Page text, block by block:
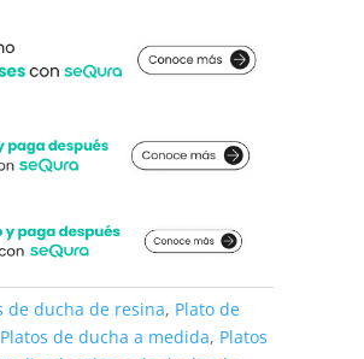
de ducha de resina, Plato de
Platos de ducha a medida, Platos